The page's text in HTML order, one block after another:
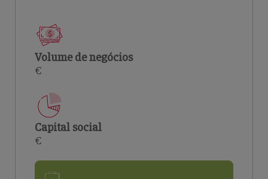
Volume de negócios
€
Capital social
€